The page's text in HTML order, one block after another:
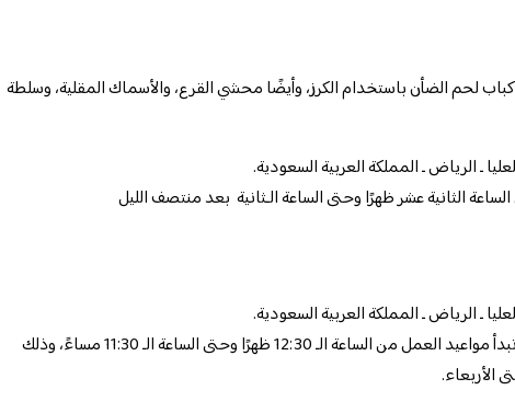
لحم الضأن باستخدام الكرز، وأيضًا محشي القرع، والأسماك المقلية، وسلطة
ـ الرياض ـ المملكة العربية السعودية.
الثانية عشر ظهرًا وحتى الساعة الـثانية بعد منتصف الليل
ـ الرياض ـ المملكة العربية السعودية.
مواعيد عمل المطعم: تبدأ مواعيد العمل من الساعة الـ 12:30 ظهرًا وحتى الساعة الـ 11:30 مساءً، وذلك
الأربعاء.